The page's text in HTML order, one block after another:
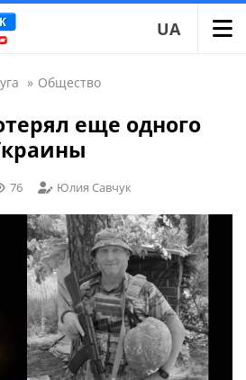
UA
» Общество
еще одного
76 Юлия Савчук